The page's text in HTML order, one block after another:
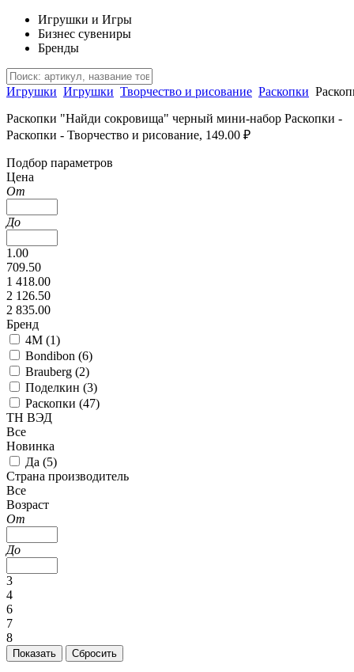
Игрушки и Игры
Бизнес сувениры
Бренды
Игрушки Игрушки Творчество и рисование Раскопки
Раскопки "Найди сокровища" черный мини-набор Раскопки -
Раскопки - Творчество и рисование, 149.00 ₽
Подбор параметров
Цена
От
До
1.00
709.50
1 418.00
2 126.50
2 835.00
Бренд
4M (1)
Bondibon (6)
Brauberg (2)
Поделкин (3)
Раскопки (47)
ТН ВЭД
Все
Новинка
Да (5)
Страна производитель
Все
Возраст
От
До
3
4
6
7
8